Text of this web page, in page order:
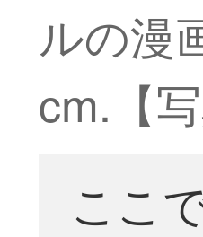
ルの漫
cm.【
ここ